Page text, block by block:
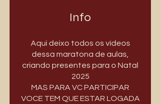
Info
Aqui deixo todos os vídeos
dessa maratona de aulas,
criando presentes para o Natal
2025
MAS PARA VC PARTICIPAR
VOCE TEM QUE ESTAR LOGADA